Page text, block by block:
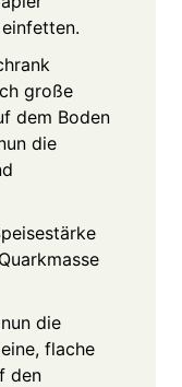
große
dem Boden
die
die
flache
den